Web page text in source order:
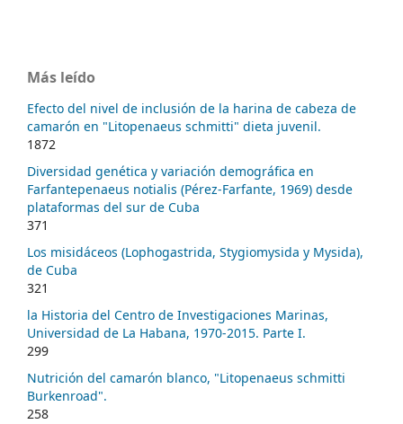
Más leído
Efecto del nivel de inclusión de la harina de cabeza de
camarón en "Litopenaeus schmitti" dieta juvenil.
1872
Diversidad genética y variación demográfica en
Farfantepenaeus notialis (Pérez-Farfante, 1969) desde
plataformas del sur de Cuba
371
Los misidáceos (Lophogastrida, Stygiomysida y Mysida),
de Cuba
321
la Historia del Centro de Investigaciones Marinas,
Universidad de La Habana, 1970-2015. Parte I.
299
Nutrición del camarón blanco, "Litopenaeus schmitti
Burkenroad".
258